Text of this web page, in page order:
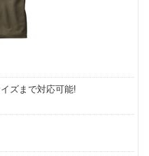
ズまで対応可能!